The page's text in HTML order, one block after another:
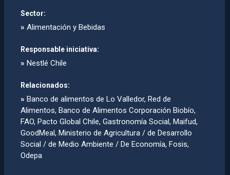
Sector:
» Alimentación y Bebidas
Responsable iniciativa:
» Nestlé Chile
Relacionados:
» Banco de alimentos de Lo Valledor, Red de
Alimentos, Banco de Alimentos Corporación Biobí­o,
FAO, Pacto Global Chile, Gastronomí­a Social, Maifud,
GoodMeal, Ministerio de Agricultura / de Desarrollo
Social / de Medio Ambiente / De Economí­a, Fosis,
Odepa